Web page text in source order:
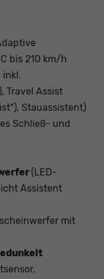
bis 210 km/h
inkl.
Travel Assist
Stauassistent)
Schließ- und
(LED-
Assistent
mit